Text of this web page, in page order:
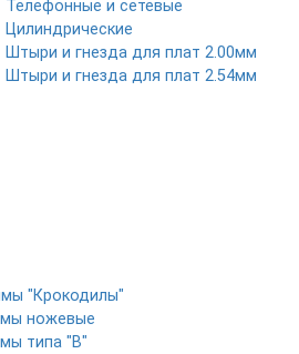
Телефонные и сетевые
Цилиндрические
Штыри и гнезда для плат 2.00мм
Штыри и гнезда для плат 2.54мм
"Крокодилы"
ножевые
типа "B"